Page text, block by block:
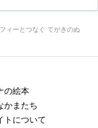
ィーとつなぐ てがきのぬ
の絵本
かまたち
トについて